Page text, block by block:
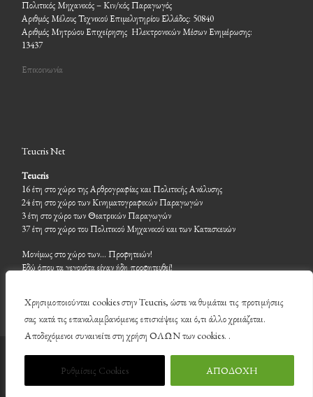
Χρησιμοποιούνται cookies στην Teucris, ώστε να θυμάται τις προτιμήσεις
σας κατά τις επαναλαμβανόμενες επισκέψεις και ό,τι άλλο χρειάζεται.
Αποδεχόμενοι συναινείτε στη χρήση ΟΛΩΝ των cookies. .
Ρυθμίσεις Cookies ΑΠΟΔΟΧΗ
Πολιτικός Μηχανικός – Κιν/κός Παραγωγός
Αριθμός Μέλους Τεχνικού Επιμελητηρίου Ελλάδος: 50840
Αριθμός Μητρώου Επιχείρησης Ηλεκτρονικών Μέσων Ενημέρωσης:
13437
Επικοινωνία
Teucris Net
Teucris
16 έτη στο χώρο της Αρθρογραφίας και Πολιτικής Ανάλυσης
24 έτη στο χώρο των Κινηματογραφικών Παραγωγών
3 έτη στο χώρο των Θεατρικών Παραγωγών
37 έτη στο χώρο του Πολιτικού Μηχανικού και των Κατασκευών
Μονίμως στο χώρο των… Προφητειών!
Εδώ όπου τα γεγονότα είχαν ήδη προφητευθεί!
© 2026Teucris– Με επιφύλαξη παντός δικαιώματος
Υλοποιήθηκε από